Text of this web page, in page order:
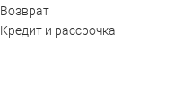
Возврат
Кредит и рассрочка